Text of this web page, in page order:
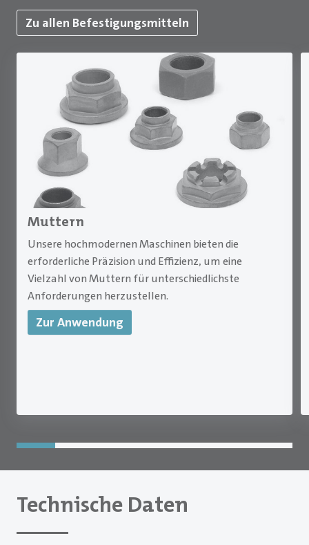
Zu allen Befestigungsmitteln
Muttern
Unsere hochmodernen Maschinen bieten die
erforderliche Präzision und Effizienz, um eine
Vielzahl von Muttern für unterschiedlichste
Anforderungen herzustellen.
Zur Anwendung
Technische Daten